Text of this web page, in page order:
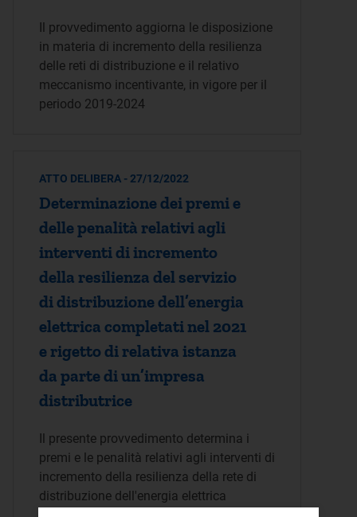
Il provvedimento aggiorna le disposizione
in materia di incremento della resilienza
delle reti di distribuzione e il relativo
meccanismo incentivante, in vigore per il
periodo 2019-2024
ATTO DELIBERA - 27/12/2022
Determinazione dei premi e
delle penalità relativi agli
interventi di incremento
della resilienza del servizio
di distribuzione dell’energia
elettrica completati nel 2021
e rigetto di relativa istanza
da parte di un’impresa
distributrice
Il presente provvedimento determina i
premi e le penalità relativi agli interventi di
incremento della resilienza della rete di
distribuzione dell'energia elettrica